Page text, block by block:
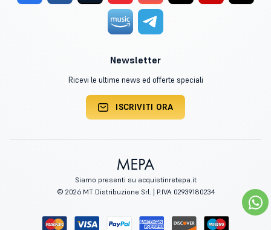
Newsletter
Ricevi le ultime news ed offerte speciali
ISCRIVITI ORA
© 2026 MT Distribuzione Srl. | P.IVA 02939180234
Siamo presenti su acquistinretepa.it